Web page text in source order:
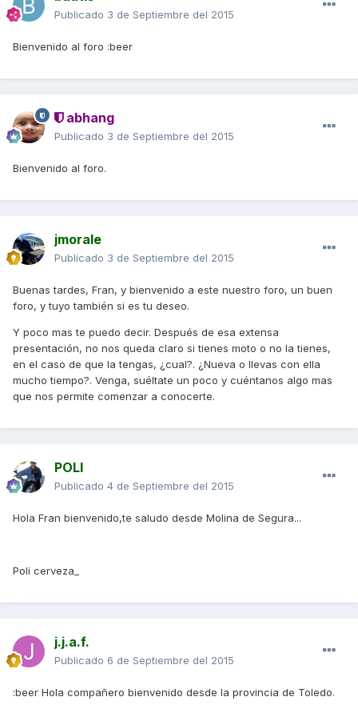
Publicado 3 de Septiembre del 2015
Bienvenido al foro :beer
abhang
Publicado 3 de Septiembre del 2015
Bienvenido al foro.
jmorale
Publicado 3 de Septiembre del 2015
Buenas tardes, Fran, y bienvenido a este nuestro foro, un buen
foro, y tuyo también si es tu deseo.
Y poco mas te puedo decir. Después de esa extensa
presentación, no nos queda claro si tienes moto o no la tienes,
en el caso de que la tengas, ¿cual?. ¿Nueva o llevas con ella
mucho tiempo?. Venga, suéltate un poco y cuéntanos algo mas
que nos permite comenzar a conocerte.
POLI
Publicado 4 de Septiembre del 2015
Hola Fran bienvenido,te saludo desde Molina de Segura...
Poli cerveza_
j.j.a.f.
Publicado 6 de Septiembre del 2015
:beer Hola compañero bienvenido desde la provincia de Toledo.